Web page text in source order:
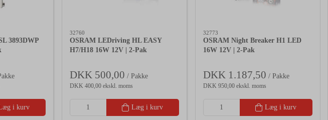
3893DWP
i kurv
32760
OSRAM LEDriving HL EASY
H7/H18 16W 12V | 2-Pak
DKK 500,00 / Pakke
DKK 400,00 ekskl. moms
Læg i kurv
32773
OSRAM Night Breaker H1 LED
16W 12V | 2-Pak
DKK 1.187,50 / Pakke
DKK 950,00 ekskl. moms
Læg i kurv